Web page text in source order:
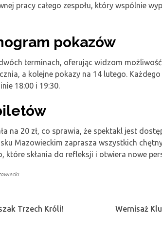
pracy całego zespołu, który wspólnie
pokazów
terminach, oferując widzom
a kolejne pokazy na 14 lutego.
18:00 i 19:30.
na 20 zł, co sprawia, że spektakl jest
Mazowieckim zaprasza wszystkich
które skłania do refleksji i otwiera nowe
Trzech Króli!
Wernisaż